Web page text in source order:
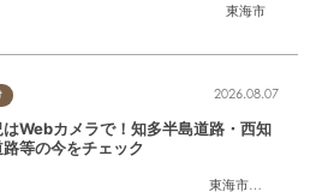
東海市
東海市大府市
2026.08.07
Webカメラで！知多半島道路・西知
等の今をチェック